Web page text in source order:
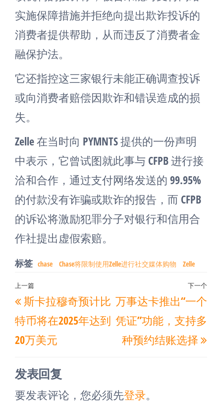
实施保障措施并拒绝向提出欺诈投诉的
消费者提供帮助，从而违反了消费者金
融保护法。
它还指控这三家银行未能正确调查投诉
或向消费者赔偿因欺诈和错误造成的损
失。
Zelle 在当时向 PYMNTS 提供的一份声明
中表示，它曾试图就此事与 CFPB 进行接
洽和合作，通过支付网络发送的 99.95%
的付款没有诈骗或欺诈的报告，而 CFPB
的诉讼将激励犯罪分子对银行和信用合
作社提出虚假索赔。
标签 chase Chase将限制使用Zelle进行社交媒体购物 Zelle
文
章
导
航
上
一
篇
文
章
上一篇
斯卡拉穆奇预计比
特币将在2025年达到
20万美元
下
下一个
万事达卡推出“一个
凭证”功能，支持多
种预约结账选择
发表回复
要发表评论，您必须先登录。